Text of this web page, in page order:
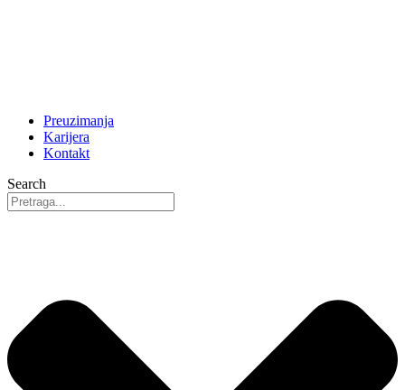
Preuzimanja
Karijera
Kontakt
Search